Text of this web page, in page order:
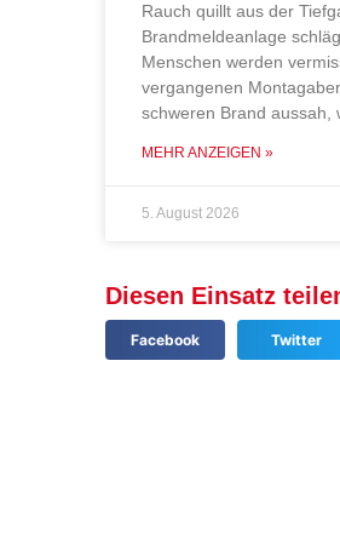
Rauch quillt aus der
Brandmeldeanlage
Menschen werden
vergangenen
schweren Brand aussah,
MEHR ANZEIGEN »
5. August 2026
Diesen Einsatz
Facebook Twitter